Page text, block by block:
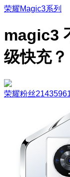
荣耀Magic3系列
magic3
级快充？
荣耀粉丝